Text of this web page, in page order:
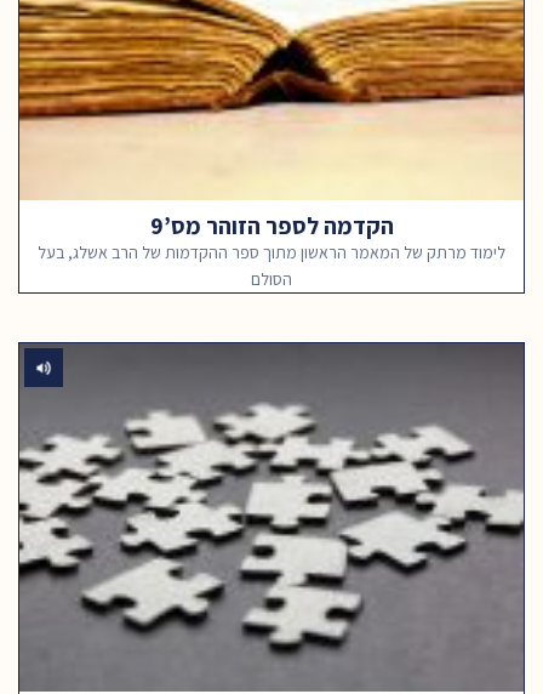
הקדמה לספר הזוהר מס’9
לימוד מרתק של המאמר הראשון מתוך ספר ההקדמות של הרב אשלג, בעל
הסולם